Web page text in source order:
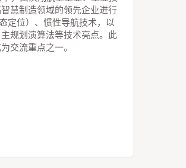
慧制造领域的领先企业进行
定位）、惯性导航技术，以
规划演算法等技术亮点。此
交流重点之一。